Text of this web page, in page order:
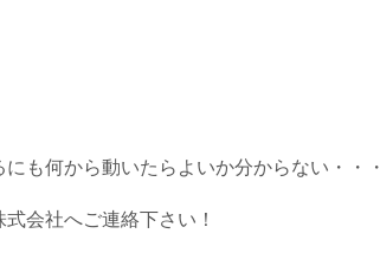
も何から動いたらよいか分からない・・・
会社へご連絡下さい！